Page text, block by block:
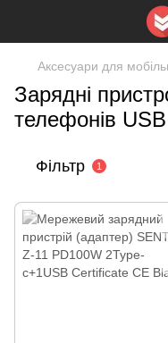
Аксесуари для
Зарядні
телефонів
Фільтр 1